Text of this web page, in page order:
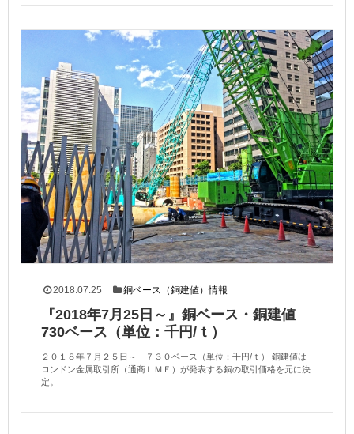
2018.07.25 銅ベース（銅建値）情報
『2018年7月25日～』銅ベース・銅建値
730ベース（単位：千円/ｔ）
２０１８年７月２５日～ ７３０ベース（単位：千円/ｔ） 銅建値は
ロンドン金属取引所（通商ＬＭＥ）が発表する銅の取引価格を元に決
定。